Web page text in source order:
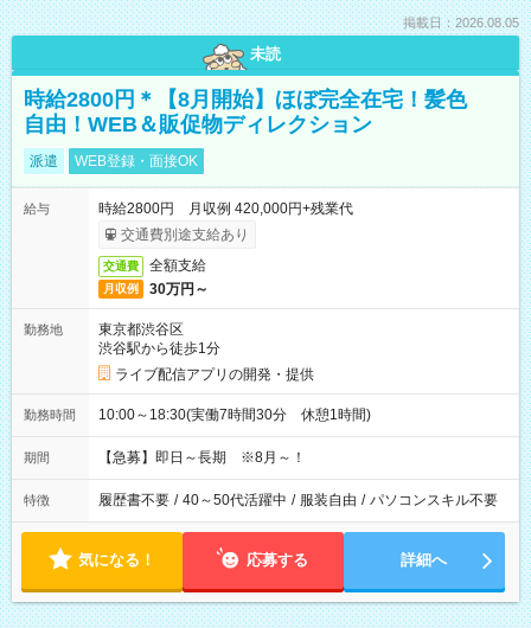
掲載日：2026.08.05
未読
時給2800円＊【8月開始】ほぼ完全在宅！髪色
自由！WEB＆販促物ディレクション
派遣 WEB登録・面接OK
給与
時給2800円 月収例 420,000円+残業代
交通費別途支給あり
交通費 全額支給
月収例 30万円～
勤務地
東京都渋谷区
渋谷駅から徒歩1分
ライブ配信アプリの開発・提供
勤務時間 10:00～18:30(実働7時間30分 休憩1時間)
期間 【急募】即日～長期 ※8月～！
特徴 履歴書不要 / 40～50代活躍中 / 服装自由 / パソコンスキル不要
気になる！ 応募する 詳細へ